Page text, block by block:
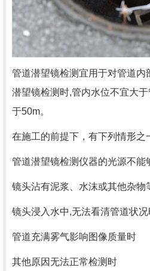
管道潜望镜检测宜用于对管道内
潜望镜检测时,管内水位不宜大
于50m。
在施工的前提下，有下列情形之
管道潜望镜检测仪器的光源不能
镜头沾有泥浆、水沫或其他杂物
镜头浸入水中,无法看清管道状况
管道充满雾气影响图像质量时
其他原因无法正常检测时